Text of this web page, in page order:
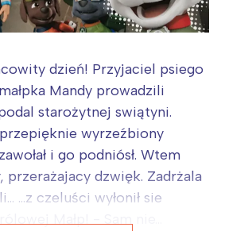
dzień! Przyjaciel psiego
Mandy prowadzili
starożytnej swiątyni.
wyrzeźbiony
i go podniósł. Wtem
przerażajacy dzwięk. Zadrżala
...z czeluści wyłonił sie